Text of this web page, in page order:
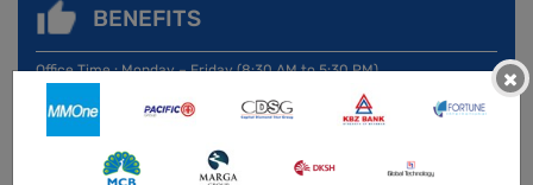
BENEFITS
Office Time : Monday – Friday (8:30 AM to 5:30 PM)
Saturday (Alternate) , Sunday & Public Holiday Off
×